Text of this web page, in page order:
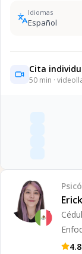
Idiomas
Español
Cita
50 min ·
4.8